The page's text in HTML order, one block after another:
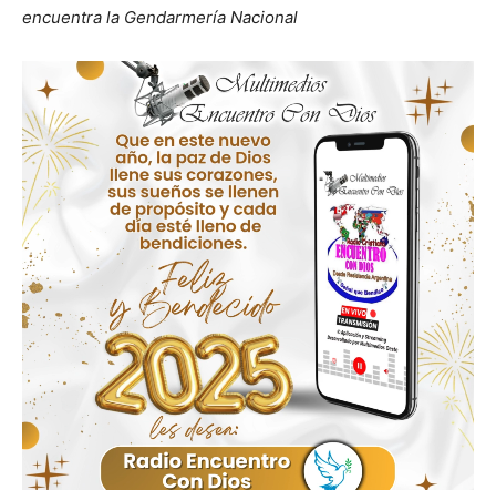
encuentra la Gendarmería Nacional